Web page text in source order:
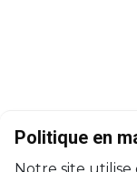
Politique en